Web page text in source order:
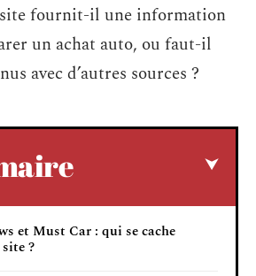
site fournit-il une information
un achat auto, ou faut-il
avec d’autres sources ?
et Must Car : qui se cache
?